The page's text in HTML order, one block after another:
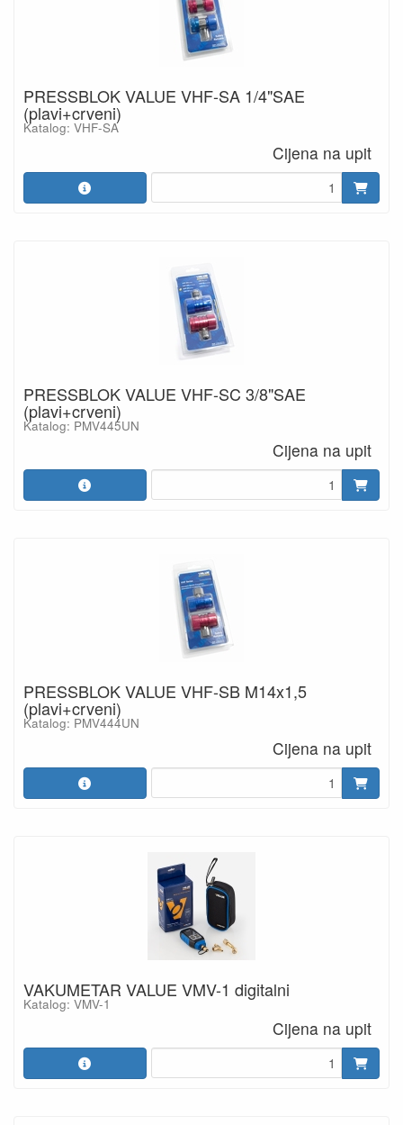
PRESSBLOK VALUE VHF-SA 1/4"SAE
(plavi+crveni)
Katalog: VHF-SA
Cijena na upit
PRESSBLOK VALUE VHF-SC 3/8"SAE
(plavi+crveni)
Katalog: PMV445UN
Cijena na upit
PRESSBLOK VALUE VHF-SB M14x1,5
(plavi+crveni)
Katalog: PMV444UN
Cijena na upit
VAKUMETAR VALUE VMV-1 digitalni
Katalog: VMV-1
Cijena na upit